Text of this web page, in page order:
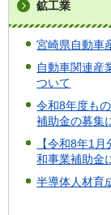
鉱工業
宮崎県自動車
自動車関連産
ついて
令和8年度も
補助金の募集
【令和8年1
和事業補助金
半導体人材育